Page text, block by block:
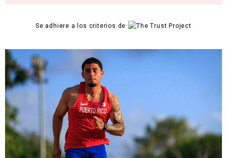
Se adhiere a los criterios de